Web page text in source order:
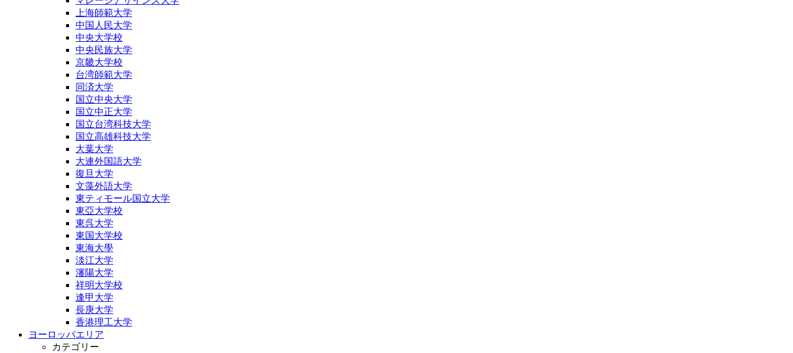
上海師範大学
中国人民大学
中央大学校
中央民族大学
京畿大学校
台湾師範大学
同済大学
国立中央大学
国立中正大学
国立台湾科技大学
国立高雄科技大学
大葉大学
大連外国語大学
復旦大学
文藻外語大学
東ティモール国立大学
東亞大学校
東呉大学
東国大学校
東海大學
淡江大学
瀋陽大学
祥明大学校
逢甲大学
長庚大学
香港理工大学
ヨーロッパエリア
カテゴリー